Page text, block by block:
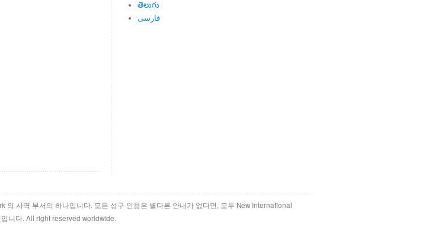
తెలుగు
فارسی
의 사역 부서의 하나입니다. 모든 성구 인용은 별다른 안내가 없다면, 모두 New International
니다. All right reserved worldwide.